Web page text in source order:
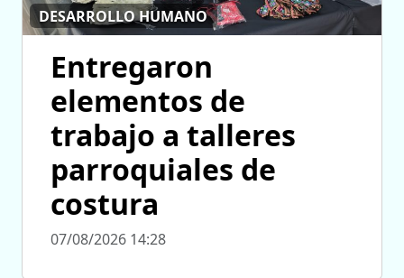
DESARROLLO HUMANO
Entregaron
elementos de
trabajo a talleres
parroquiales de
costura
07/08/2026 14:28